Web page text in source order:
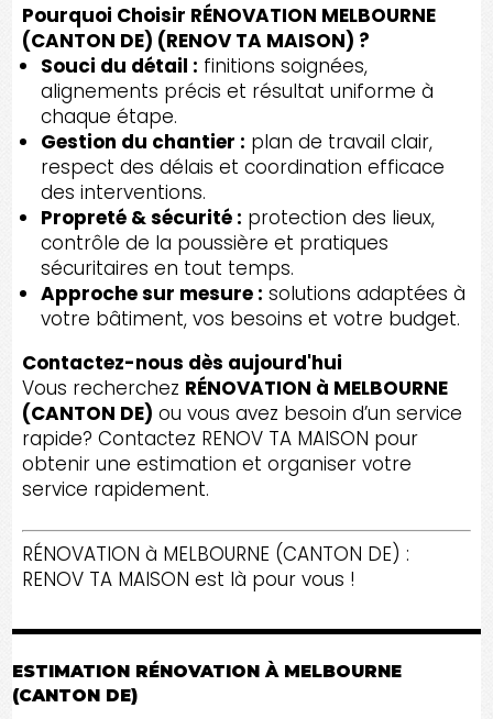
Pourquoi Choisir RÉNOVATION MELBOURNE
(CANTON DE) (RENOV TA MAISON) ?
Souci du détail : finitions soignées,
alignements précis et résultat uniforme à
chaque étape.
Gestion du chantier : plan de travail clair,
respect des délais et coordination efficace
des interventions.
Propreté & sécurité : protection des lieux,
contrôle de la poussière et pratiques
sécuritaires en tout temps.
Approche sur mesure : solutions adaptées à
votre bâtiment, vos besoins et votre budget.
Contactez-nous dès aujourd'hui
Vous recherchez RÉNOVATION à MELBOURNE
(CANTON DE) ou vous avez besoin d’un service
rapide? Contactez RENOV TA MAISON pour
obtenir une estimation et organiser votre
service rapidement.
RÉNOVATION à MELBOURNE (CANTON DE) :
RENOV TA MAISON est là pour vous !
ESTIMATION RÉNOVATION À MELBOURNE
(CANTON DE)